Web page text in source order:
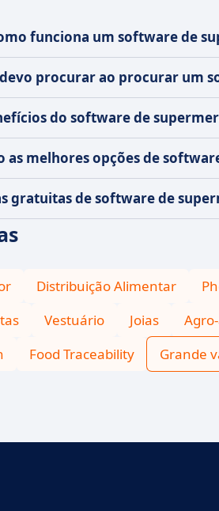
funciona um software de
procurar ao procurar um
do software de
as melhores opções de
gratuitas de software de
Distribuição Alimentar
Vestuário Joias
Food Traceability Grande